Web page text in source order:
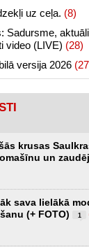
uz ceļa. (8)
Sadursme,
video (LIVE) (28)
versija 2026
krusas
un
sava lielākā
(+ FOTO)
1